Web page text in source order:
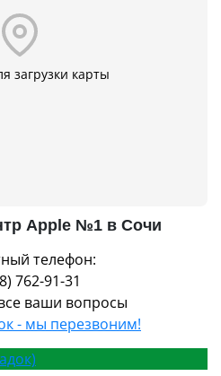
загрузки карты
Apple №1 в Сочи
телефон:
762-91-31
ваши вопросы
- мы перезвоним!